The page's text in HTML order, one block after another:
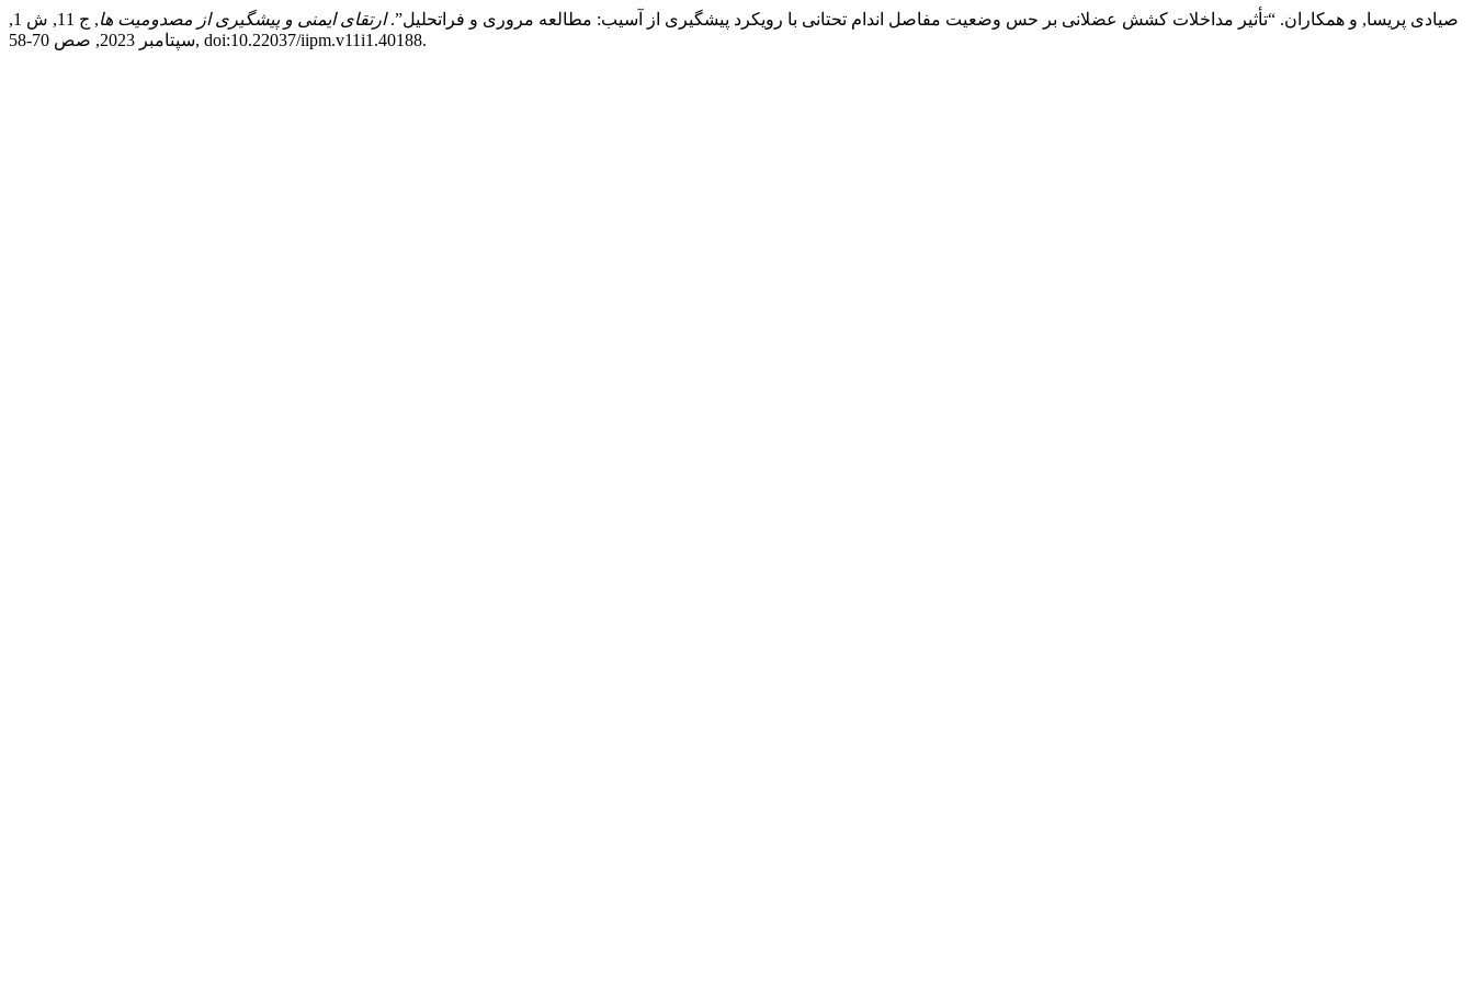
صیادی پریسا, و همکاران. “تأثیر مداخلات کشش عضلانی بر حس وضعیت مفاصل اندام تحتانی با رویکرد پیشگیری از آسیب: مطالعه مروری و فراتحلیل”.ارتقای ایمنی و پیشگیری از مصدومیت ها
, ج 11, ش 1,
سپتامبر 2023, صص 70-58, doi:10.22037/iipm.v11i1.40188.